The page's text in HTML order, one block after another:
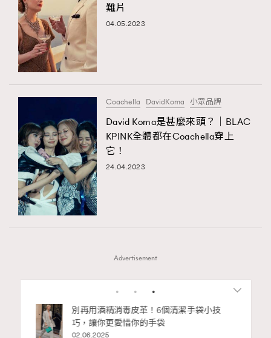
難片
04.05.2023
Coachella DavidKoma 小眾品牌
David Koma是甚麼來頭？｜BLAC
KPINK全體都在Coachella穿上
它！
24.04.2023
Advertisement
1 2 3 4 5
別再用酒精消毒皮革！6個清潔手袋小技
巧，讓你更愛惜你的手袋
02.06.2025